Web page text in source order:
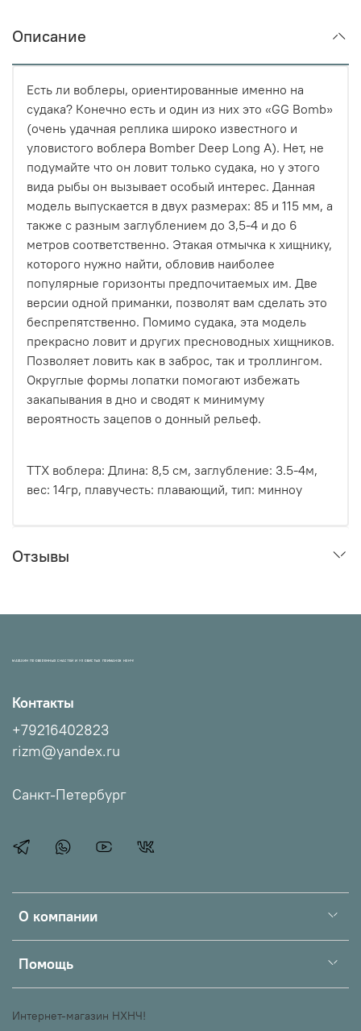
Описание
Есть ли воблеры, ориентированные именно на
судака? Конечно есть и один из них это «GG Bomb»
(очень удачная реплика широко известного и
уловистого воблера Bomber Deep Long A). Нет, не
подумайте что он ловит только судака, но у этого
вида рыбы он вызывает особый интерес. Данная
модель выпускается в двух размерах: 85 и 115 мм, а
также с разным заглублением до 3,5-4 и до 6
метров соответственно. Этакая отмычка к хищнику,
которого нужно найти, обловив наиболее
популярные горизонты предпочитаемых им. Две
версии одной приманки, позволят вам сделать это
беспрепятственно. Помимо судака, эта модель
прекрасно ловит и других пресноводных хищников.
Позволяет ловить как в заброс, так и троллингом.
Округлые формы лопатки помогают избежать
закапывания в дно и сводят к минимуму
вероятность зацепов о донный рельеф.
ТТХ воблера: Длина: 8,5 см, заглубление: 3.5-4м,
вес: 14гр, плавучесть: плавающий, тип: минноу
Отзывы
МАГАЗИН ПРОВЕРЕННЫХ СНАСТЕЙ И УЛОВИСТЫХ ПРИМАНОК НХНЧ!
О компании
Помощь
Контакты
+79216402823
rizm@yandex.ru
Санкт-Петербург
Интернет-магазин НХНЧ!